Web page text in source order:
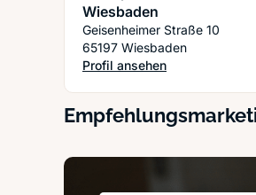
Wiesbaden
Geisenheimer Straße 10
65197 Wiesbaden
Profil ansehen
: Asklepios Paulinen Klinik